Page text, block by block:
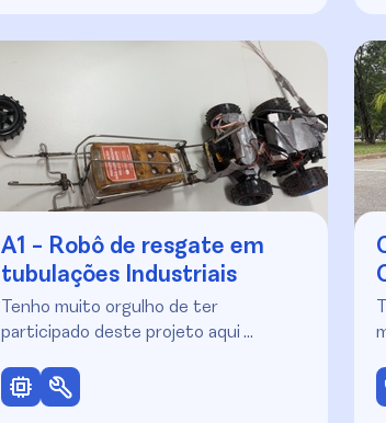
A1 - Robô de resgate em
tubulações Industriais
Tenho muito orgulho de ter
participado deste projeto aqui …